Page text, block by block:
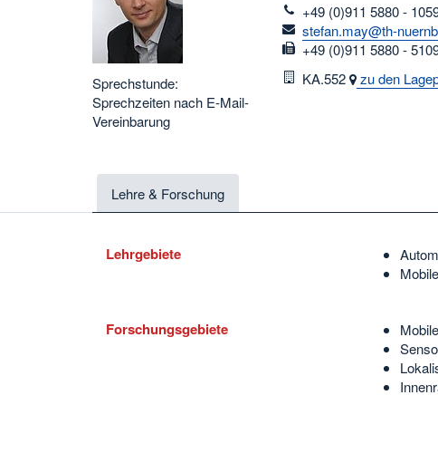
Sprechstunde:
Sprechzeiten nach E-Mail-
Vereinbarung
telefon
+49 (0)911 5880 -
email
stefan.may@th-
fax
+49 (0)911 5880 -
Raum
KA.552 zu den
Lehre & Forschung
Lehrgebiete
Forschungsgebiete